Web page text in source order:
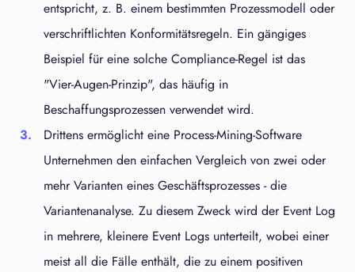
entspricht, z. B. einem bestimmten Prozessmodell oder
verschriftlichten Konformitätsregeln. Ein gängiges
Beispiel für eine solche Compliance-Regel ist das
"Vier-Augen-Prinzip", das häufig in
Beschaffungsprozessen verwendet wird.
Drittens ermöglicht eine Process-Mining-Software
Unternehmen den einfachen Vergleich von zwei oder
mehr Varianten eines Geschäftsprozesses - die
Variantenanalyse. Zu diesem Zweck wird der Event Log
in mehrere, kleinere Event Logs unterteilt, wobei einer
meist all die Fälle enthält, die zu einem positiven